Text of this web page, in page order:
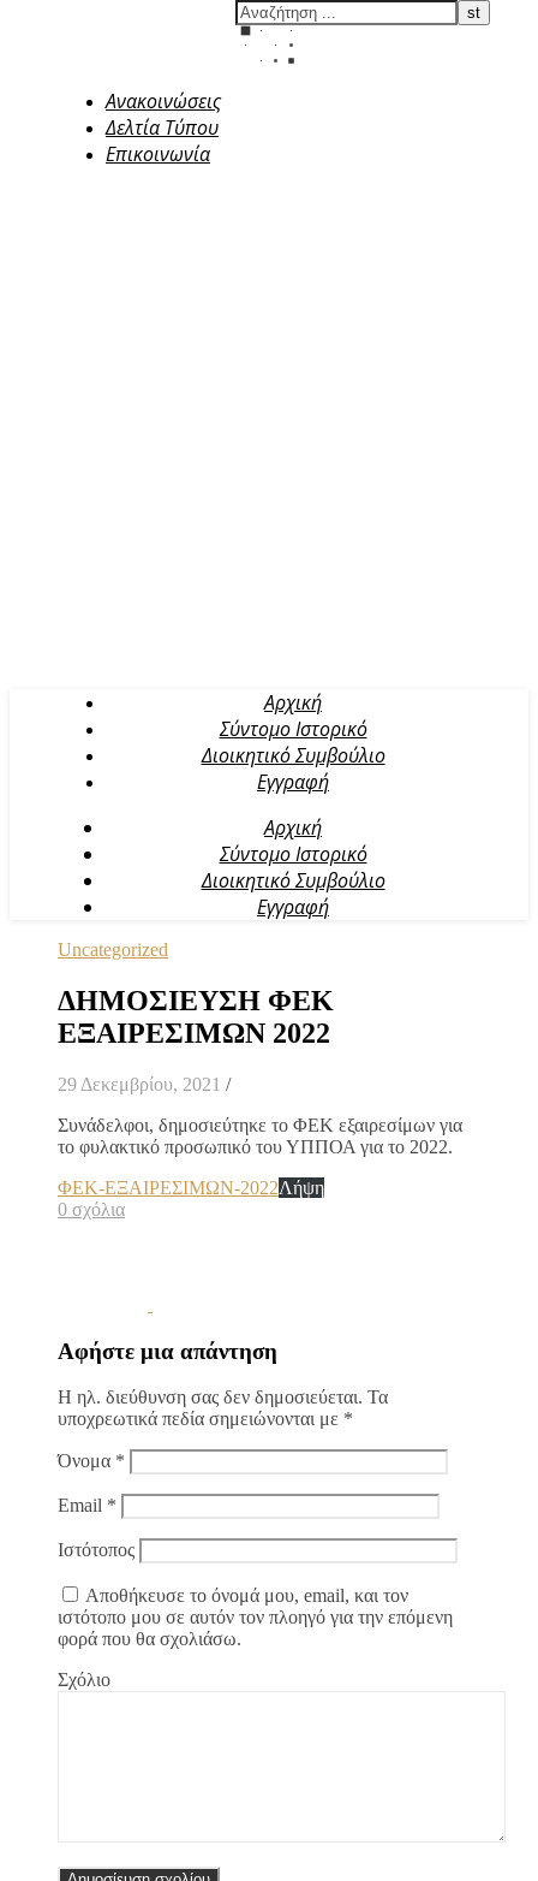
Ανακοινώσεις
Δελτία Τύπου
Επικοινωνία
Αρχική
Σύντομο Ιστορικό
Διοικητικό Συμβούλιο
Εγγραφή
Αρχική
Σύντομο Ιστορικό
Διοικητικό Συμβούλιο
Εγγραφή
Uncategorized
ΔΗΜΟΣΙΕΥΣΗ ΦΕΚ
ΕΞΑΙΡΕΣΙΜΩΝ 2022
29 Δεκεμβρίου, 2021 /
Συνάδελφοι, δημοσιεύτηκε το ΦΕΚ εξαιρεσίμων για
το φυλακτικό προσωπικό του ΥΠΠΟΑ για το 2022.
ΦΕΚ-ΕΞΑΙΡΕΣΙΜΩΝ-2022Λήψη
0 σχόλια
Αφήστε μια απάντηση
Η ηλ. διεύθυνση σας δεν δημοσιεύεται. Τα
υποχρεωτικά πεδία σημειώνονται με *
Όνομα *
Email *
Ιστότοπος
Αποθήκευσε το όνομά μου, email, και τον
ιστότοπο μου σε αυτόν τον πλοηγό για την επόμενη
φορά που θα σχολιάσω.
Σχόλιο